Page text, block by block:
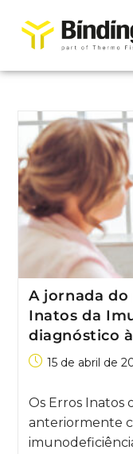
A jornada
Inatos da
diagnóstico
15 de abril de
Os Erros Inatos
anteriormente